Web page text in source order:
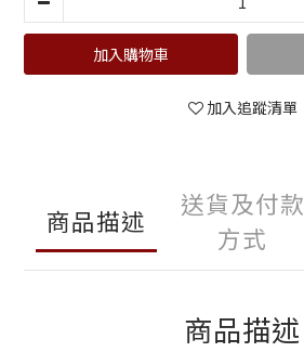
加入購物車
加入追蹤清單
商品描述
送貨及付款
方式
商品描述